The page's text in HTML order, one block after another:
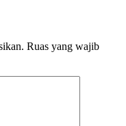
Ruas yang wajib